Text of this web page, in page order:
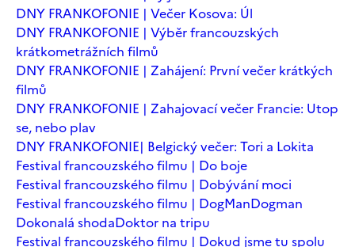
DNY FRANKOFONIE | Večer Kosova: Úl
DNY FRANKOFONIE | Výběr francouzských
krátkometrážních filmů
DNY FRANKOFONIE | Zahájení: První večer krátkých
filmů
DNY FRANKOFONIE | Zahajovací večer Francie: Utop
se, nebo plav
DNY FRANKOFONIE| Belgický večer: Tori a Lokita
Festival francouzského filmu | Do boje
Festival francouzského filmu | Dobývání moci
Festival francouzského filmu | DogManDogman
Dokonalá shodaDoktor na tripu
Festival francouzského filmu | Dokud jsme tu spolu